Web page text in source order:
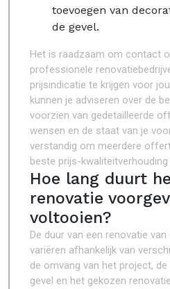
toevoegen van
de gevel.
Het is raadzaam om contact
professionele
prijsindicatie te krijgen voor
kunnen je adviseren over de
voorzien van gedetailleerde
wensen en de staat van je
verstandig om meerdere
beste prijs-kwaliteitverhouding
Hoe lang duurt
renovatie
voltooien?
De duur van een renovatie
variëren afhankelijk van
de omvang van het project,
gevel en het gekozen